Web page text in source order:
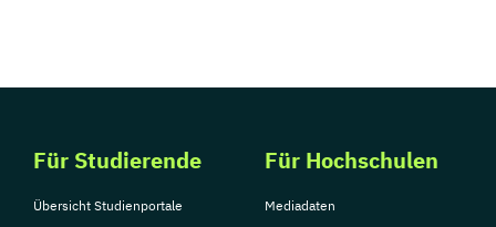
Für Studierende
Übersicht Studienportale
Für Hochschulen
Mediadaten